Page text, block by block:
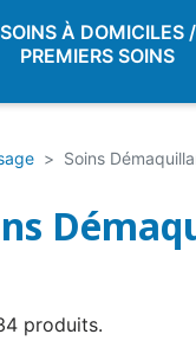
SOINS À DOMICILES /
PREMIERS SOINS
Soins
produits.